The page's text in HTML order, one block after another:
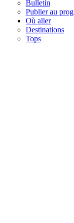
Bulletin
Publier au
Où aller
Destinations
Tops